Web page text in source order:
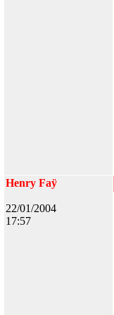
Henry Faÿ
22/01/2004
17:57